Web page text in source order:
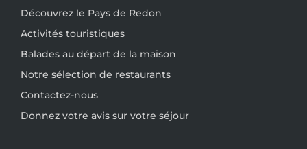
Découvrez le Pays de Redon
Activités touristiques
Balades au départ de la maison
Notre sélection de restaurants
Contactez-nous
Donnez votre avis sur votre séjour